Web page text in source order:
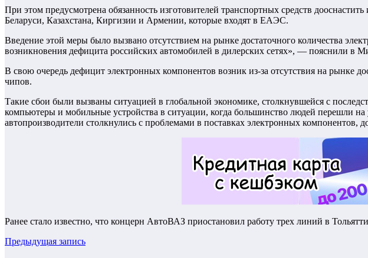
При этом предусмотрена обязанность изготовителей транспортных средств
Беларуси, Казахстана, Киргизии и Армении, которые входят в ЕАЭС.
Введение этой меры было вызвано отсутствием на рынке достаточного количества
возникновения дефицита российских автомобилей в дилерских сетях», — пояснили в
В свою очередь дефицит электронных компонентов возник из-за отсутствия на рынке
чипов.
Такие сбои были вызваны ситуацией в глобальной экономике, столкнувшейся с
компьютеры и мобильные устройства в ситуации, когда большинство людей перешли
автопроизводители столкнулись с проблемами в поставках электронных компонентов,
Ранее стало известно, что концерн АвтоВАЗ приостановил работу трех линий в
Предыдущая запись